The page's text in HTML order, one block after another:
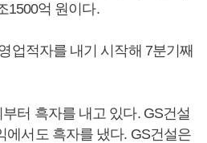
1500억 원이다.
업적자를 내기 시작해 7분기째
터 흑자를 내고 있다. GS건설
에서도 흑자를 냈다. GS건설은